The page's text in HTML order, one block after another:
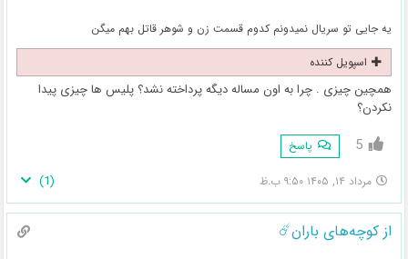
یه جایی تو سریال نمیدونم کدوم قسمت زن و شوهر قاتل بهم میگن
اسپویل کننده
همچین چیزی . چرا به اون مساله دیگه پرداخته نشد؟ پلیس ها چیزی پیدا
نکردن؟
5 پاسخ
مرداد ۱۴, ۱۴۰۵ ۹:۵۰ ب.ظ (
1
)
از کوچه‌های باران☄️